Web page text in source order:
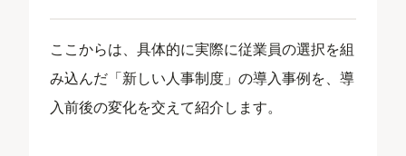
ここからは、具体的に実際に従業員の選択を組
み込んだ「新しい人事制度」の導入事例を、導
入前後の変化を交えて紹介します。